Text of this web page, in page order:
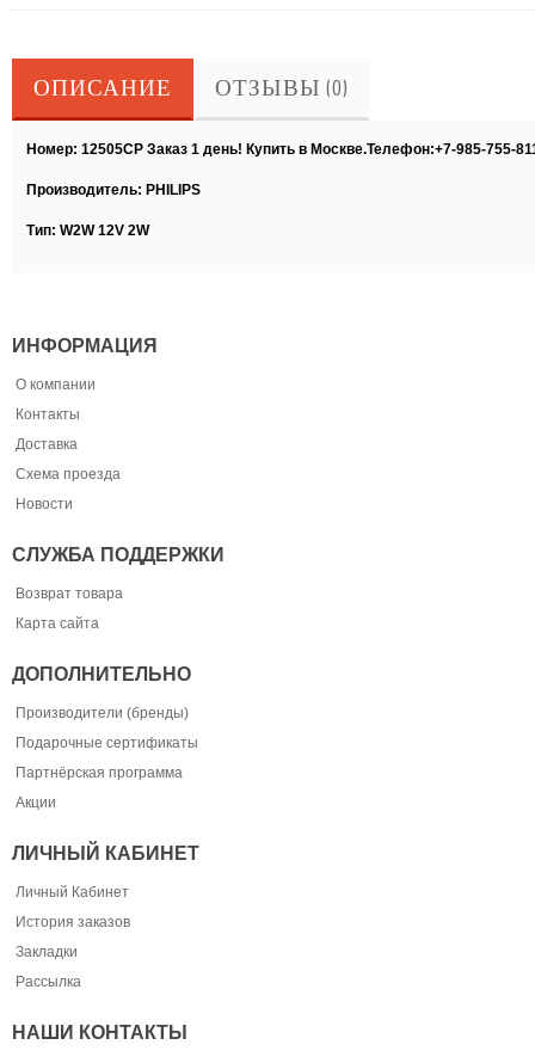
ОПИСАНИЕ ОТЗЫВЫ (0)
Номер: 12505CP Заказ 1 день! Купить в Москве.Телефон:+7-985-755-
Производитель: PHILIPS
Тип: W2W 12V 2W
ИНФОРМАЦИЯ
О компании
Контакты
Доставка
Схема проезда
Новости
СЛУЖБА ПОДДЕРЖКИ
Возврат товара
Карта сайта
ДОПОЛНИТЕЛЬНО
Производители (бренды)
Подарочные сертификаты
Партнёрская программа
Акции
ЛИЧНЫЙ КАБИНЕТ
Личный Кабинет
История заказов
Закладки
Рассылка
НАШИ КОНТАКТЫ